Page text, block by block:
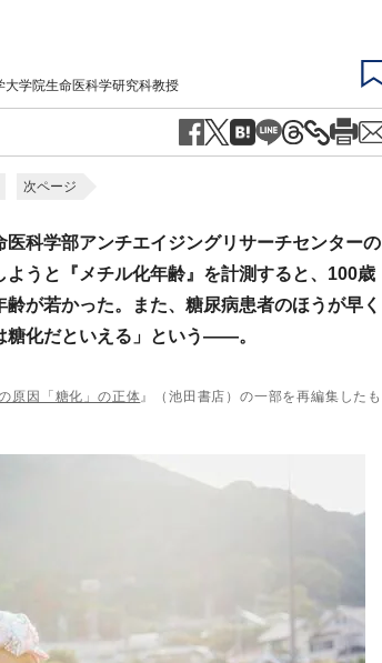
学院生命医科学研究科教授
次ページ
科学部アンチエイジングリサーチセンターの
うと『メチル化年齢』を計測すると、100歳
が若かった。また、糖尿病患者のほうが早く
糖化だといえる」という――。
原因「糖化」の正体』（池田書店）の一部を再編集したも